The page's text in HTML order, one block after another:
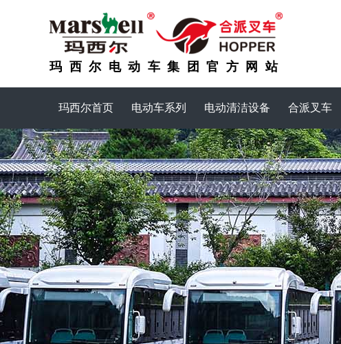
玛西尔电动车集团官方网站
玛西尔首页 电动车系列 电动清洁设备 合派叉车